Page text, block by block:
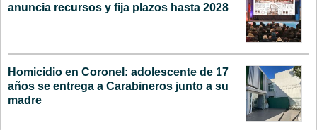
anuncia recursos y fija plazos hasta 2028
Homicidio en Coronel: adolescente de 17
años se entrega a Carabineros junto a su
madre